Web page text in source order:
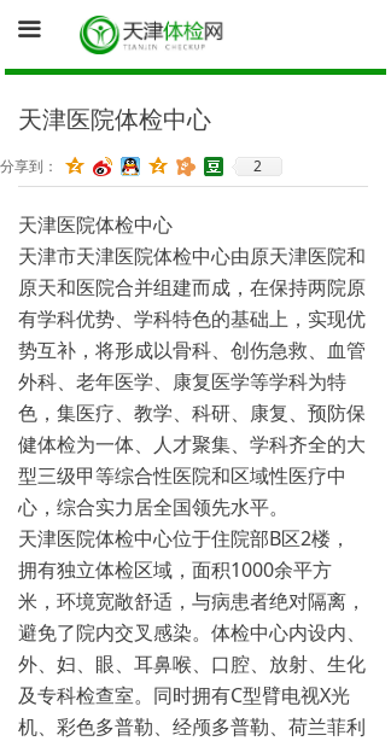
끀
首页
询底价（医院体检中心为您报价）
促销体检卡
体检资讯
健康证体检
天津医院体检中心
分享到： 2
天津医院体检中心
天津市天津医院体检中心由原天津医院和
原天和医院合并组建而成，在保持两院原
有学科优势、学科特色的基础上，实现优
势互补，将形成以骨科、创伤急救、血管
外科、老年医学、康复医学等学科为特
色，集医疗、教学、科研、康复、预防保
健体检为一体、人才聚集、学科齐全的大
型三级甲等综合性医院和区域性医疗中
心，综合实力居全国领先水平。
天津医院体检中心位于住院部B区2楼，
拥有独立体检区域，面积1000余平方
米，环境宽敞舒适，与病患者绝对隔离，
避免了院内交叉感染。体检中心内设内、
外、妇、眼、耳鼻喉、口腔、放射、生化
及专科检查室。同时拥有C型臂电视X光
机、彩色多普勒、经颅多普勒、荷兰菲利